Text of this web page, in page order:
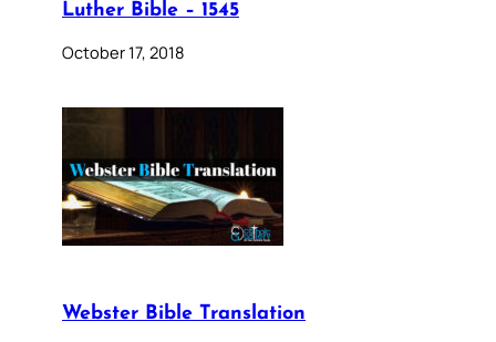
Luther Bible – 1545
October 17, 2018
Webster Bible Translation